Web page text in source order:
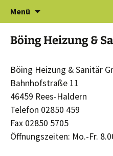
springen
Menü
Böing Heizung &
Böing Heizung & Sanitär
Bahnhofstraße 11
46459 Rees-Haldern
Telefon 02850 459
Fax 02850 5705
Öffnungszeiten: Mo.-Fr.